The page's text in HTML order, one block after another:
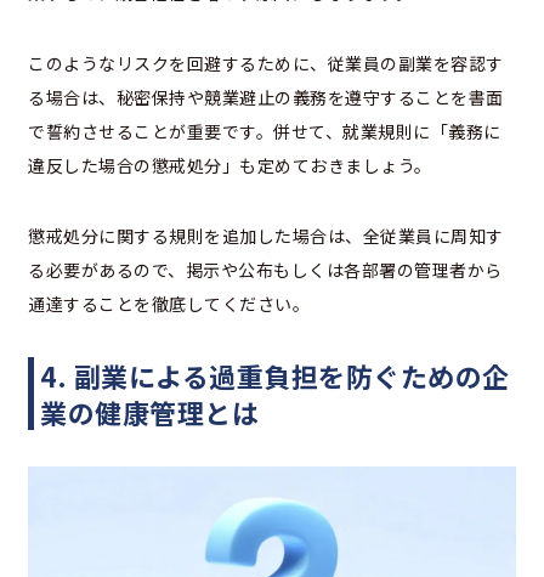
このようなリスクを回避するために、従業員の副業を容認す
る場合は、秘密保持や競業避止の義務を遵守することを書面
で誓約させることが重要です。併せて、就業規則に「義務に
違反した場合の懲戒処分」も定めておきましょう。
懲戒処分に関する規則を追加した場合は、全従業員に周知す
る必要があるので、掲示や公布もしくは各部署の管理者から
通達することを徹底してください。
4. 副業による過重負担を防ぐための企
業の健康管理とは